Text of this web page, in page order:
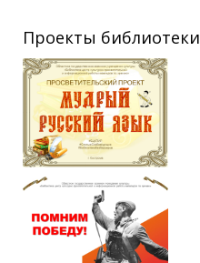
Проекты библиотеки